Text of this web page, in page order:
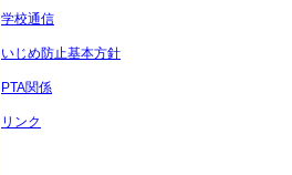
学校通信
いじめ防止基本方針
PTA関係
リンク